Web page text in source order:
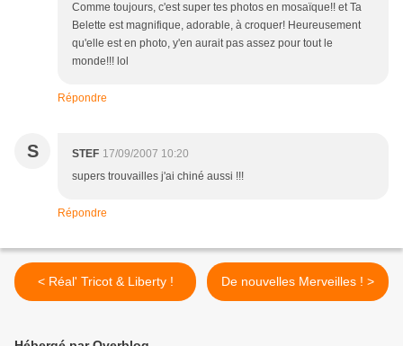
Comme toujours, c'est super tes photos en mosaïque!! et Ta
Belette est magnifique, adorable, à croquer! Heureusement
qu'elle est en photo, y'en aurait pas assez pour tout le
monde!!! lol
Répondre
S STEF 17/09/2007 10:20
supers trouvailles j'ai chiné aussi !!!
Répondre
< Réal' Tricot & Liberty ! De nouvelles Merveilles ! >